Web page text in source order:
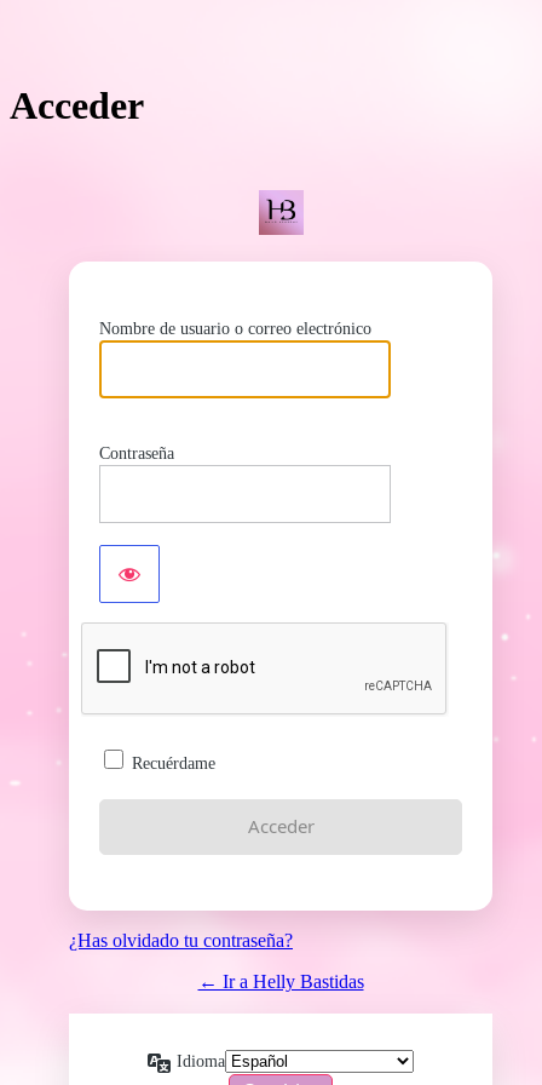
Acceder
Nombre de usuario o correo electrónico
Contraseña
Recuérdame
¿Has olvidado tu contraseña?
← Ir a Helly Bastidas
Idioma